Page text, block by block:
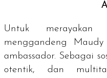
Untuk
menggandeng
ambassador. Sebagai
otentik, dan